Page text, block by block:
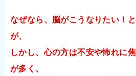
なぜなら、脳がこうなりたい！
が、
しかし、心の方は不安や怖れに
が多く、